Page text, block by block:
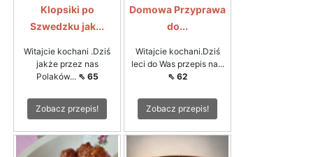
Klopsiki po
Szwedzku jak...
Witajcie kochani .Dziś
jakże przez nas
Polaków... ⇖ 65
Zobacz przepis!
Domowa Przyprawa
do...
Witajcie kochani.Dziś
leci do Was przepis na...
⇖ 62
Zobacz przepis!